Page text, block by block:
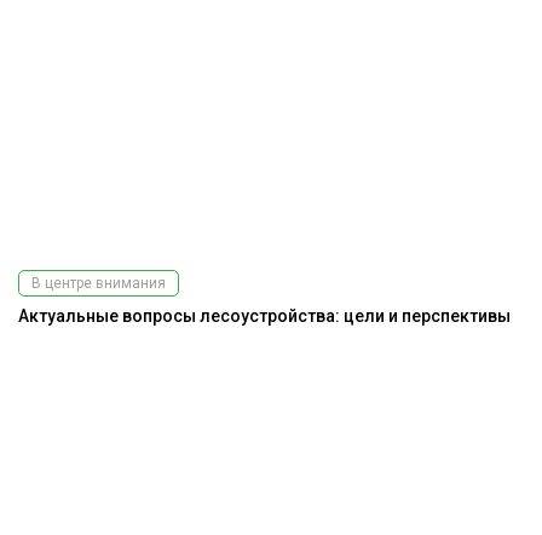
В центре внимания
Актуальные вопросы лесоустройства: цели и перспективы